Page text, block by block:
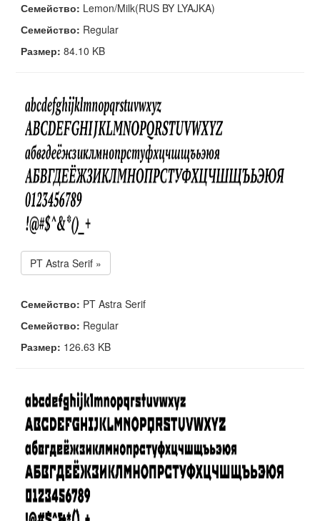
Семейство: Lemon/Milk(RUS BY LYAJKA)
Семейство: Regular
Размер: 84.10 KB
PT Astra Serif »
Семейство: PT Astra Serif
Семейство: Regular
Размер: 126.63 KB